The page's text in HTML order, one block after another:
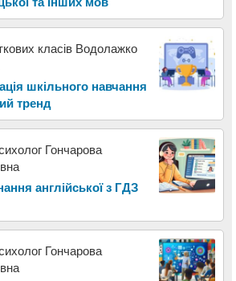
класів Водолажко
шкільного навчання
тренд
Гончарова
англійської з ГДЗ
Гончарова